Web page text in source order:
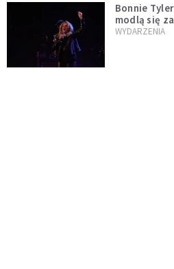
Bonnie
modlą się
"Lord, help
WYDARZENIA